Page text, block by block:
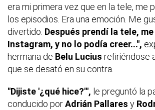
era mi primera vez que en la tele, me
los episodios. Era una emoción. Me
divertido. Después prendí la tele,
Instagram, y no lo podía creer...",
hermana de Belu Lucius refiriéndose
que se desató en su contra.
"Dijiste '¿qué hice?'", le preguntó la
conducido porAdrián Pallares y